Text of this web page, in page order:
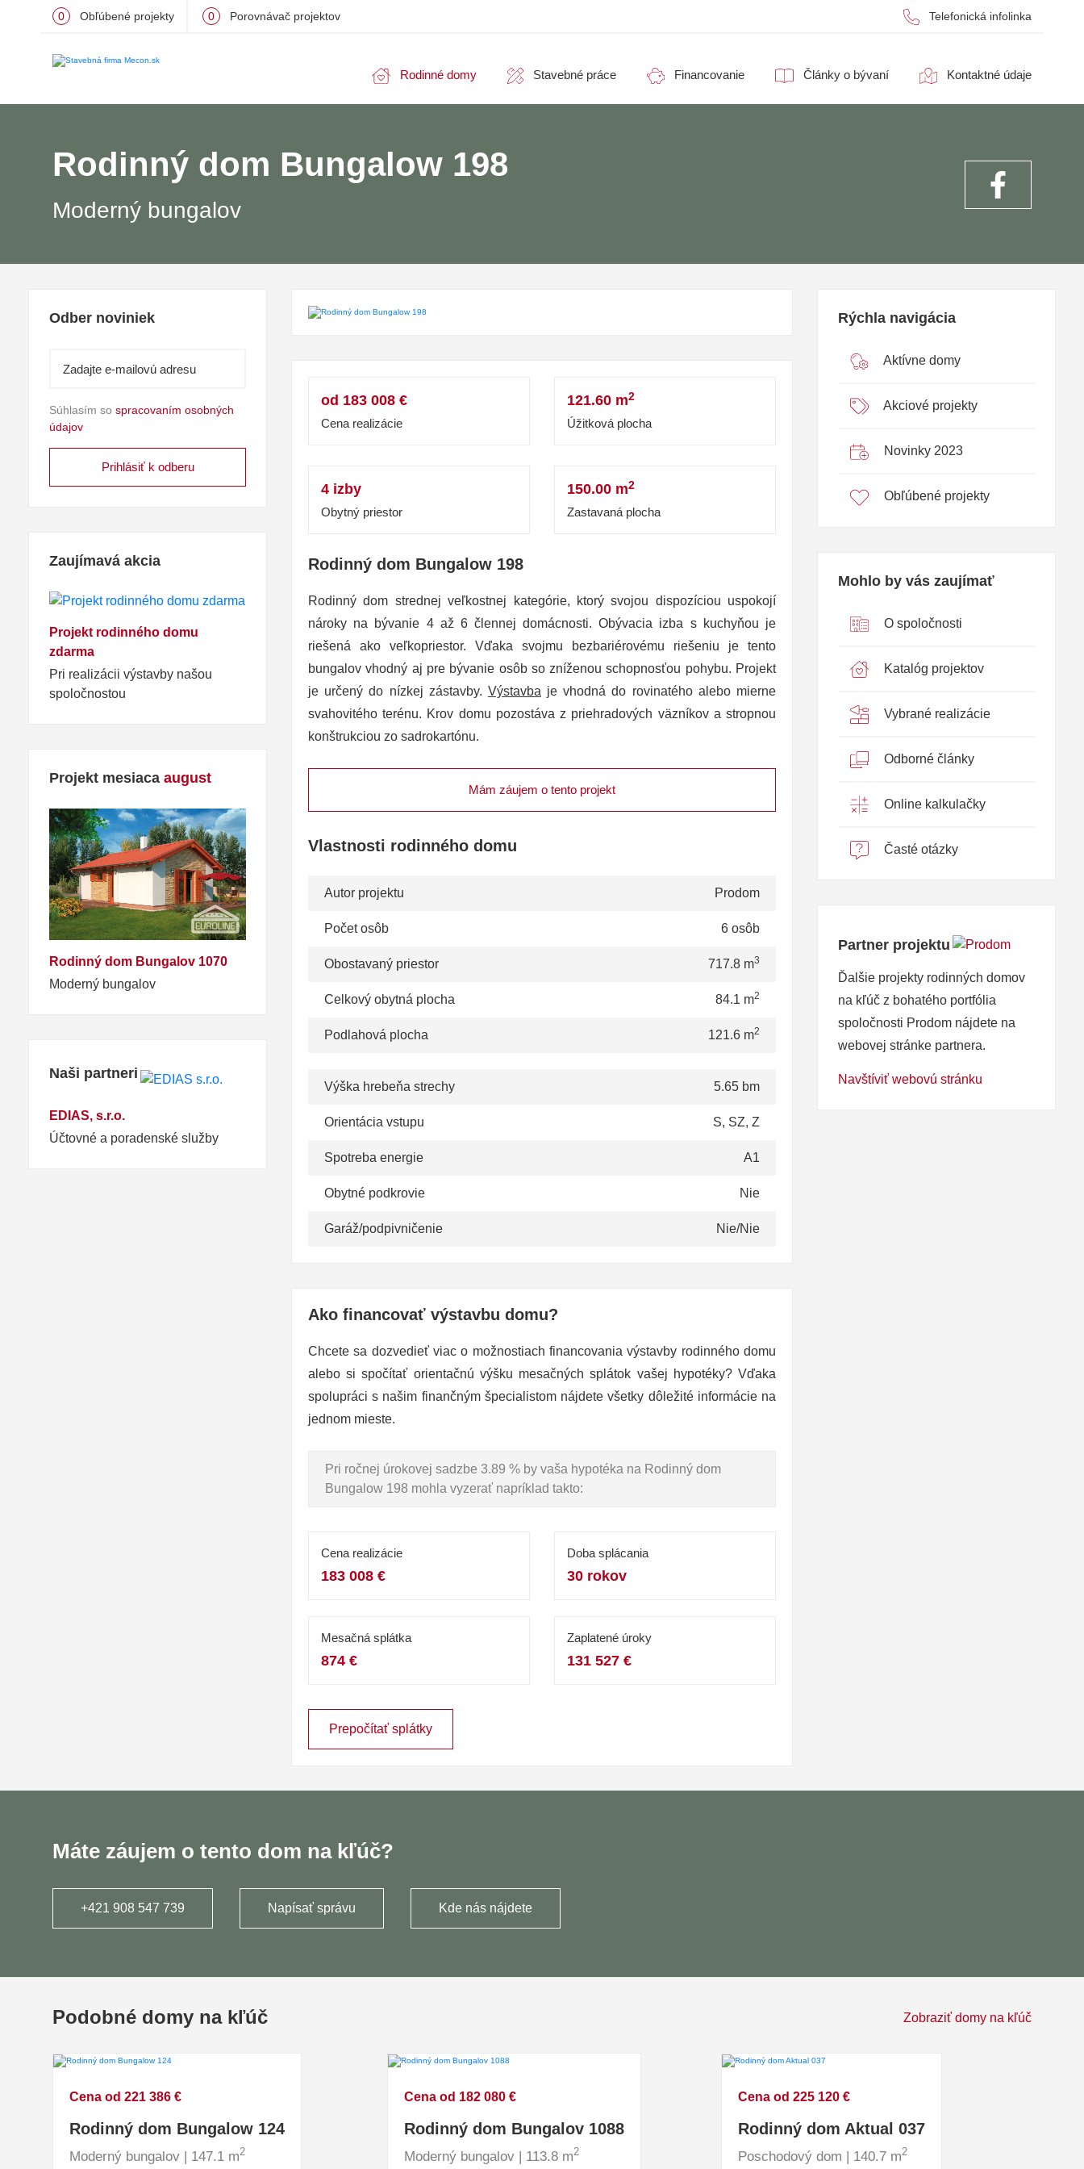
0 Obľúbené projekty 0 Porovnávač projektov Telefonická infolinka
Rodinné domy Stavebné práce Financovanie Články o bývaní Kontaktné údaje
Rodinný dom Bungalow 198
Moderný bungalov
Odber noviniek
Súhlasím so spracovaním osobných
údajov
Zaujímavá akcia
Projekt rodinného domu
zdarma
Pri realizácii výstavby našou
spoločnostou
Projekt mesiaca august
Rodinný dom Bungalov 1070
Moderný bungalov
Naši partneri
EDIAS, s.r.o.
Účtovné a poradenské služby
od 183 008 €
Cena realizácie
121.60 m2
Úžitková plocha
4 izby
Obytný priestor
150.00 m2
Zastavaná plocha
Rodinný dom Bungalow 198
Rodinný dom strednej veľkostnej kategórie, ktorý svojou dispozíciou uspokojí
nároky na bývanie 4 až 6 člennej domácnosti. Obývacia izba s kuchyňou je
riešená ako veľkopriestor. Vďaka svojmu bezbariérovému riešeniu je tento
bungalov vhodný aj pre bývanie osôb so zníženou schopnosťou pohybu. Projekt
je určený do nízkej zástavby. Výstavba je vhodná do rovinatého alebo mierne
svahovitého terénu. Krov domu pozostáva z priehradových väzníkov a stropnou
konštrukciou zo sadrokartónu.
Mám záujem o tento projekt
Vlastnosti rodinného domu
Autor projektu Prodom
Počet osôb 6 osôb
Obostavaný priestor 717.8 m3
Celkový obytná plocha 84.1 m2
Podlahová plocha 121.6 m2
Výška hrebeňa strechy 5.65 bm
Orientácia vstupu S, SZ, Z
Spotreba energie A1
Obytné podkrovie Nie
Garáž/podpivničenie Nie/Nie
Ako financovať výstavbu domu?
Chcete sa dozvedieť viac o možnostiach financovania výstavby rodinného domu
alebo si spočítať orientačnú výšku mesačných splátok vašej hypotéky? Vďaka
spolupráci s našim finančným špecialistom nájdete všetky dôležité informácie na
jednom mieste.
Pri ročnej úrokovej sadzbe 3.89 % by vaša hypotéka na Rodinný dom
Bungalow 198 mohla vyzerať napríklad takto:
Cena realizácie
183 008 €
Doba splácania
30 rokov
Mesačná splátka
874 €
Zaplatené úroky
131 527 €
Prepočítať splátky
Rýchla navigácia
Aktívne domy
Akciové projekty
Novinky 2023
Obľúbené projekty
Mohlo by vás zaujímať
O spoločnosti
Katalóg projektov
Vybrané realizácie
Odborné články
Online kalkulačky
Časté otázky
Partner projektu
Ďalšie projekty rodinných domov
na kľúč z bohatého portfólia
spoločnosti Prodom nájdete na
webovej stránke partnera.
Navštíviť webovú stránku
Máte záujem o tento dom na kľúč?
+421 908 547 739 Napísať správu Kde nás nájdete
Podobné domy na kľúč Zobraziť domy na kľúč
Cena od 221 386 €
Rodinný dom Bungalow 124
Moderný bungalov | 147.1 m2
Cena od 182 080 €
Rodinný dom Bungalov 1088
Moderný bungalov | 113.8 m2
Cena od 225 120 €
Rodinný dom Aktual 037
Poschodový dom | 140.7 m2